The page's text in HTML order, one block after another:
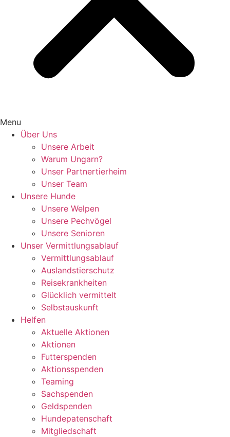
Menu
Über Uns
Unsere Arbeit
Warum Ungarn?
Unser Partnertierheim
Unser Team
Unsere Hunde
Unsere Welpen
Unsere Pechvögel
Unsere Senioren
Unser Vermittlungsablauf
Vermittlungsablauf
Auslandstierschutz
Reisekrankheiten
Glücklich vermittelt
Selbstauskunft
Helfen
Aktuelle Aktionen
Aktionen
Futterspenden
Aktionsspenden
Teaming
Sachspenden
Geldspenden
Hundepatenschaft
Mitgliedschaft